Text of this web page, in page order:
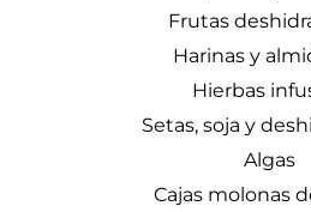
Frutas
Harinas y
Hierbas
Setas, soja y
Algas
Cajas molonas